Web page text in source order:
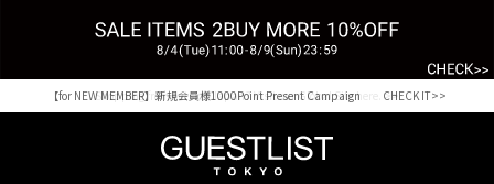
Shopping from outside Japan? Visit our Global Site here. >>
【for NEW MEMBER】新規会員様1000Point Present Campaign CHECK IT>>